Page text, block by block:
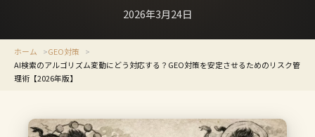
2026年3月24日
ホーム
GEO対策
AI検索のアルゴリズム変動にどう対応する？GEO対策を安定させるためのリスク管
理術【2026年版】